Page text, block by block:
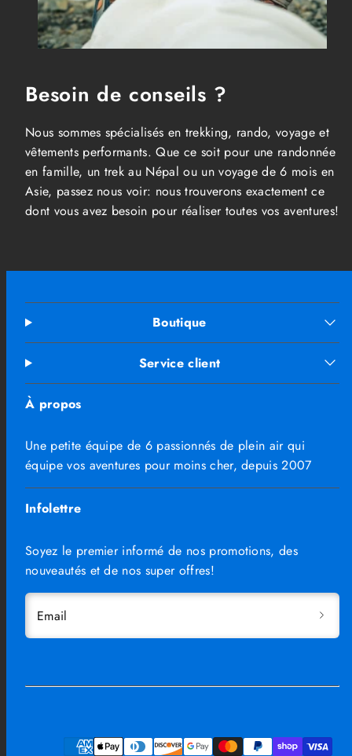
Besoin de conseils ?
Nous sommes spécialisés en trekking, rando, voyage et
vêtements performants. Que ce soit pour une randonnée
en famille, un trek au Népal ou un voyage de 6 mois en
Asie, passez nous voir: nous trouverons exactement ce
dont vous avez besoin pour réaliser toutes vos aventures!
Boutique
Service client
À propos
Une petite équipe de 6 passionnés de plein air qui
équipe vos aventures pour moins cher, depuis 2007
Infolettre
Soyez le premier informé de nos promotions, des
nouveautés et de nos super offres!
Email
Moyens
Facebook
Instagram